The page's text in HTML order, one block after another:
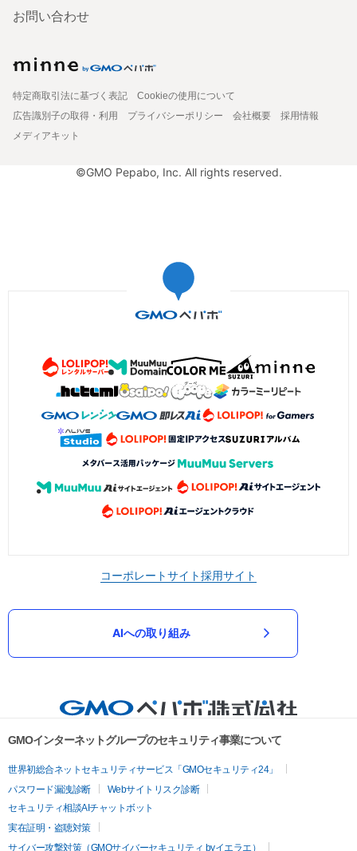
お問い合わせ
特定商取引法に基づく表記
Cookieの使用について
広告識別子の取得・利用
プライバシーポリシー 会社概要
採用情報
メディアキット
©GMO Pepabo, Inc. All rights reserved.
コーポレートサイト採用サイト
AIへの取り組み
GMOインターネットグループのセキュリティ事業について
世界初総合ネットセキュリティサービス「GMOセキュリティ24」
パスワード漏洩診断
Webサイトリスク診断
セキュリティ相談AIチャットボット
実在証明・盗聴対策
サイバー攻撃対策（GMOサイバーセキュリティ byイエラエ）